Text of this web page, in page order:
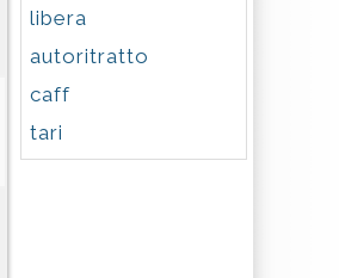
libera
autoritratto
caff
tari